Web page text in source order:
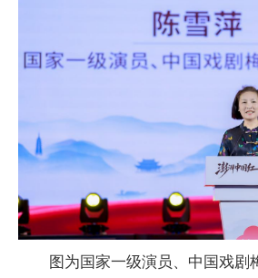
图为国家一级演员、中国戏剧